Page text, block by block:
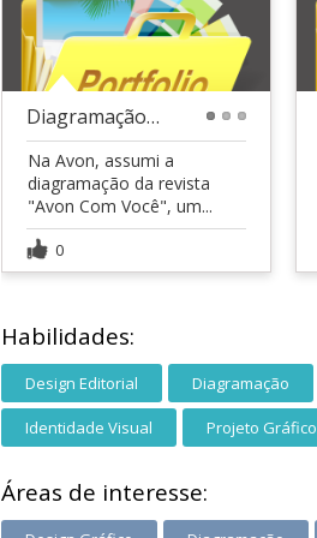
Diagramação e Projeto Gráfico - Revista Avon
Na Avon, assumi a
diagramação da revista
"Avon Com Você", um...
0
Habilidades:
Design Editorial Diagramação
Identidade Visual Projeto Gráfico
Áreas de interesse: